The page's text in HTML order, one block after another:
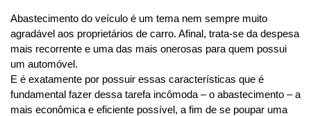
Abastecimento do veículo é um tema nem sempre muito
agradável aos proprietários de carro. Afinal, trata-se da despesa
mais recorrente e uma das mais onerosas para quem possui
um automóvel.
E é exatamente por possuir essas características que é
fundamental fazer dessa tarefa incômoda – o abastecimento – a
mais econômica e eficiente possível, a fim de se poupar uma